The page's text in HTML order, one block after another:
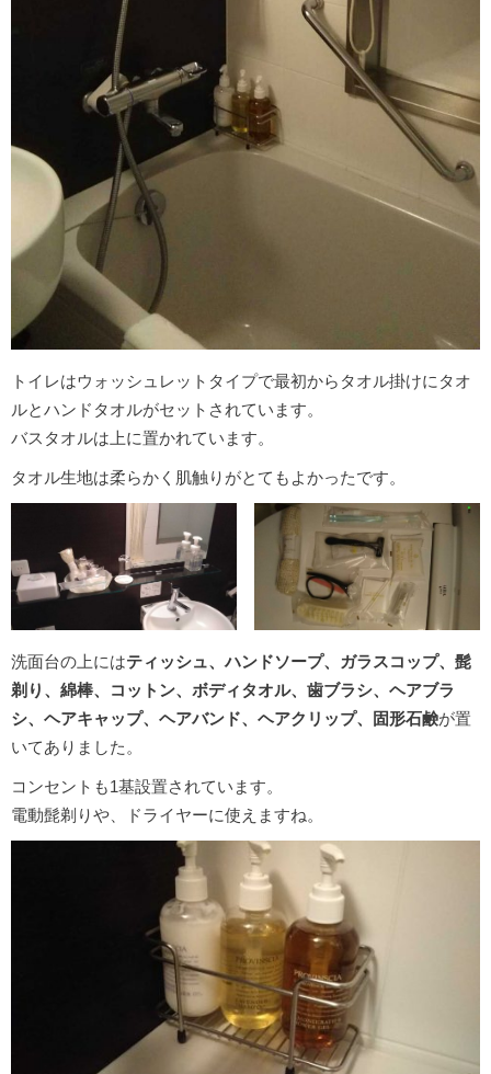
トイレはウォッシュレットタイプで最初からタオル掛けにタオ
ルとハンドタオルがセットされています。
バスタオルは上に置かれています。
タオル生地は柔らかく肌触りがとてもよかったです。
洗面台の上にはティッシュ、ハンドソープ、ガラスコップ、髭
剃り、綿棒、コットン、ボディタオル、歯ブラシ、ヘアブラ
シ、ヘアキャップ、ヘアバンド、ヘアクリップ、固形石鹸が置
いてありました。
コンセントも1基設置されています。
電動髭剃りや、ドライヤーに使えますね。